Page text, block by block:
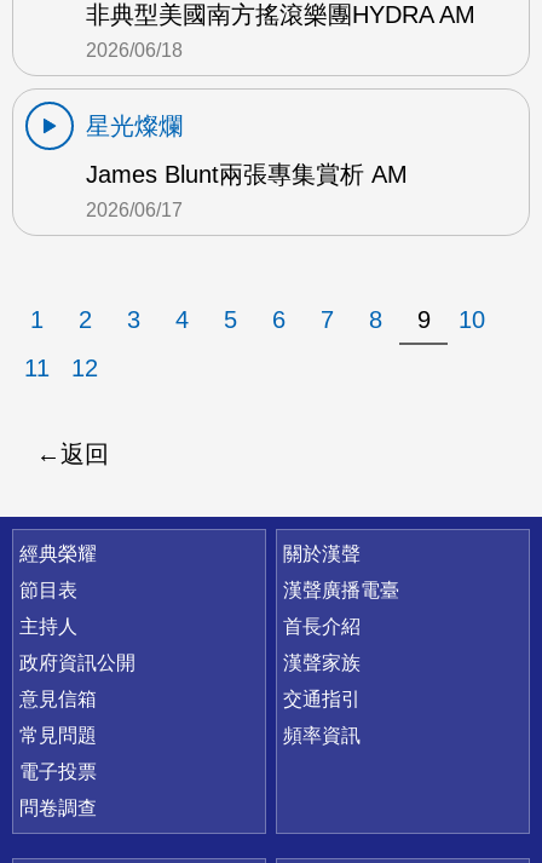
非典型美國南方搖滾樂團HYDRA AM
2026/06/18
星光燦爛
James Blunt兩張專集賞析 AM
2026/06/17
1 2 3 4 5 6 7 8 9
10
11
12
返回
快速連結
經典榮耀
節目表
主持人
政府資訊公開
意見信箱
常見問題
電子投票
問卷調查
關於漢聲
漢聲廣播電臺
首長介紹
漢聲家族
交通指引
頻率資訊